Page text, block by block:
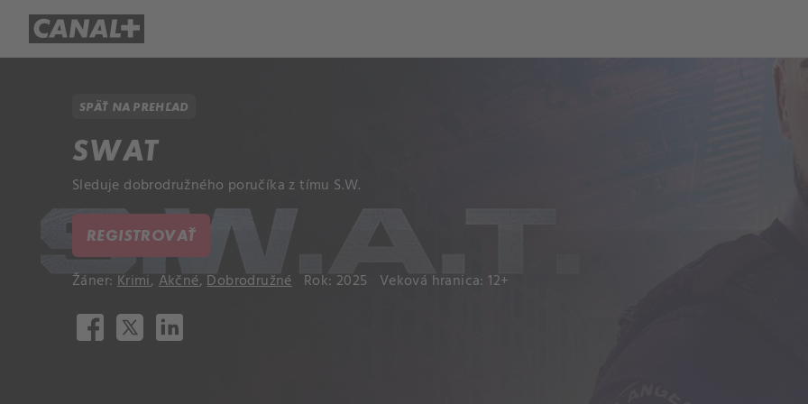
SPÄŤ NA PREHĽAD
SWAT
Sleduje dobrodružného poručíka z tímu S.W.
REGISTROVAŤ
Žáner: Krimi, Akčné,Dobrodružné Rok: 2025 Veková hranica: 12+